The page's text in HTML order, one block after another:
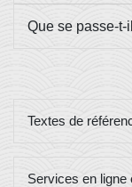
Que se passe-
Textes de
Services en ligne